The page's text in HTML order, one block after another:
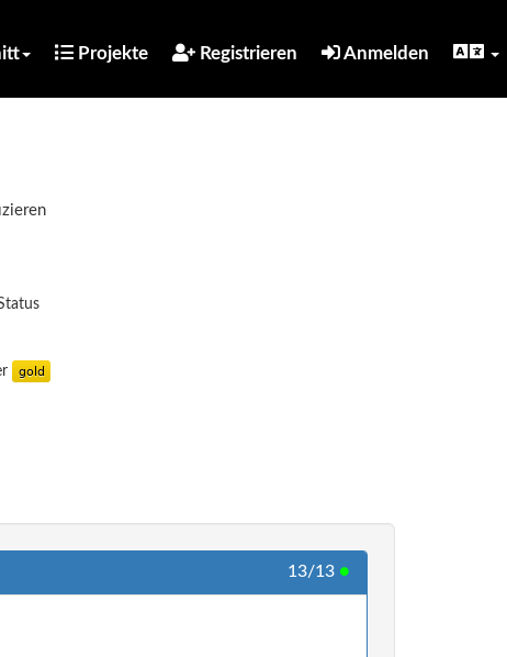
Projekte Registrieren Anmelden
13/13 ●